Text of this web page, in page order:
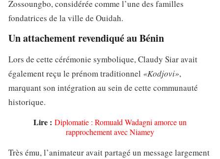
Zossoungbo, considérée comme l’une des familles
fondatrices de la ville de Ouidah.
Un attachement revendiqué au Bénin
Lors de cette cérémonie symbolique, Claudy Siar avait
également reçu le prénom traditionnel «Kodjovi»,
marquant son intégration au sein de cette communauté
historique.
Lire : Diplomatie : Romuald Wadagni amorce un
rapprochement avec Niamey
Très ému, l’animateur avait partagé un message largement